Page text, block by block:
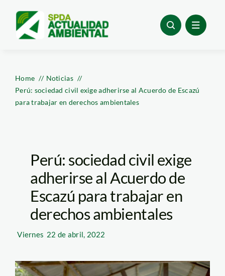
content
Home
Noticias
Perú: sociedad civil exige adherirse al Acuerdo de Escazú
para trabajar en derechos ambientales
Perú: sociedad civil exige
adherirse al Acuerdo de
Escazú para trabajar en
derechos ambientales
Viernes 22 de abril, 2022